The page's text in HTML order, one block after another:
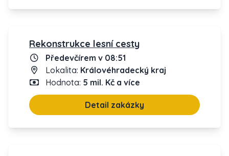
Rekonstrukce lesní cesty
Předevčírem v 08:51
Lokalita: Královéhradecký kraj
Hodnota: 5 mil. Kč a více
Detail zakázky